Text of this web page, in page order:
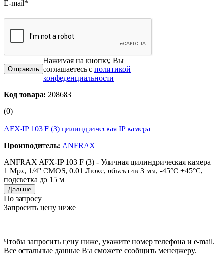
E-mail*
Нажимая на кнопку, Вы
соглашаетесь с политикой
конфеденциальности
Код товара: 208683
(0)
AFX-IP 103 F (3) цилиндрическая IP камера
Производитель: ANFRAX
ANFRAX AFX-IP 103 F (3) - Уличная цилиндрическая камера
1 Мрх, 1/4'' CMOS, 0.01 Люкс, объектив 3 мм, -45°C +45°C,
подсветка до 15 м
Дальше
По запросу
Запросить цену ниже
Чтобы запросить цену ниже, укажите номер телефона и e-mail.
Все остальные данные Вы сможете сообщить менеджеру.